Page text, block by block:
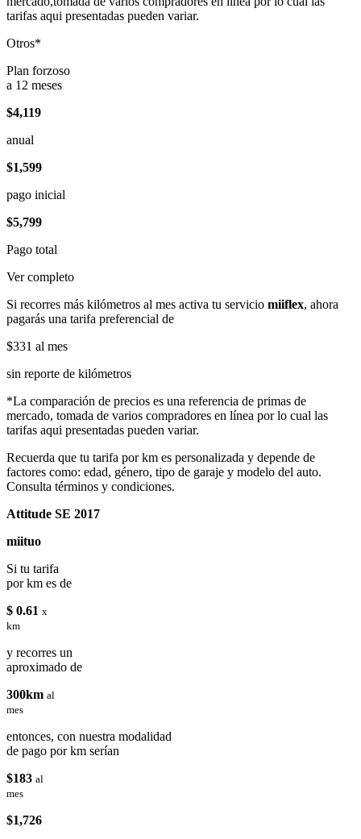
tarifas aqui presentadas pueden variar.
Otros*
Plan forzoso
a 12 meses
$4,119
anual
$1,599
pago inicial
$5,799
Pago total
Ver completo
Si recorres más kilómetros al mes activa tu servicio miiflex, ahora
pagarás una tarifa preferencial de
$331 al mes
sin reporte de kilómetros
*La comparación de precios es una referencia de primas de
mercado, tomada de varios compradores en línea por lo cual las
tarifas aqui presentadas pueden variar.
Recuerda que tu tarifa por km es personalizada y depende de
factores como: edad, género, tipo de garaje y modelo del auto.
Consulta términos y condiciones.
Attitude SE 2017
miituo
Si tu tarifa
por km es de
$ 0.61 x
km
y recorres un
aproximado de
300km al
mes
entonces, con nuestra modalidad
de pago por km serían
$183 al
mes
$1,726